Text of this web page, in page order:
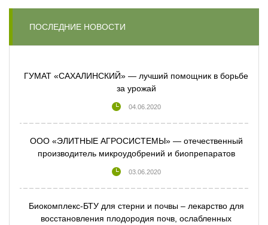
ПОСЛЕДНИЕ НОВОСТИ
ГУМАТ «САХАЛИНСКИЙ» — лучший помощник в борьбе
за урожай
04.06.2020
ООО «ЭЛИТНЫЕ АГРОСИСТЕМЫ» — отечественный
производитель микроудобрений и биопрепаратов
03.06.2020
Биокомплекс-БТУ для стерни и почвы – лекарство для
восстановления плодородия почв, ослабленных